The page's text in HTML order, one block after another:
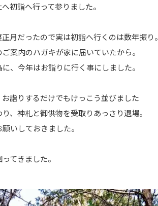
初詣へ行って参りました。
月だったので実は初詣へ行くのは数年振り。
案内のハガキが家に届いていたから。
、今年はお詣りに行く事にしました。
詣りするだけでもけっこう並びました
、神札と御供物を受取りあっさり退場。
願いしておきました。
てきました。